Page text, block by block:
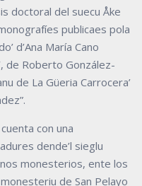
doctoral del suecu Åke
publicaes pola
d’Ana María Cano
de Roberto González-
de La Güeria Carrocera’
con una
dende’l sieglu
monesterios, ente los
de San Pelayo